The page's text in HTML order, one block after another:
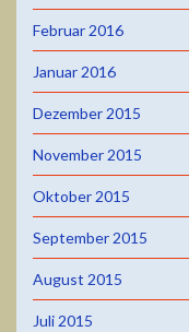
Februar 2016
Januar 2016
Dezember 2015
November 2015
Oktober 2015
September 2015
August 2015
Juli 2015